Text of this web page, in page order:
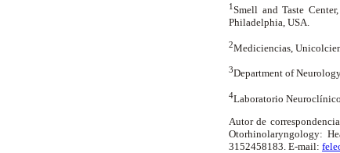
1Smell and Taste
Philadelphia, USA.
2Mediciencias,
3Department of
4Laboratorio
Autor de
Otorhinolaryngology:
3152458183. E-mail: